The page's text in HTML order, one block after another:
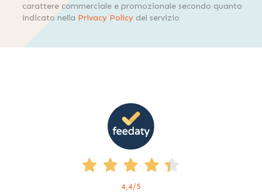
carattere commerciale e promozionale secondo quanto
indicato nella Privacy Policy del servizio
4,4/5